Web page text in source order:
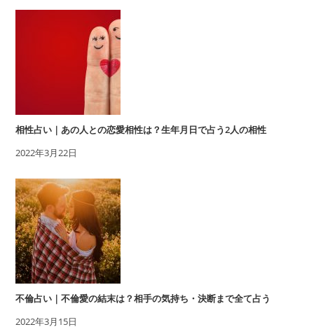
相性占い｜あの人との恋愛相性は？生年月日で占う2人の相性
2022年3月22日
不倫占い｜不倫愛の結末は？相手の気持ち・決断まで全て占う
2022年3月15日